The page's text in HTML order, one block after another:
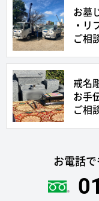
お墓
・リ
ご相
戒名
お手
ご相
お電話